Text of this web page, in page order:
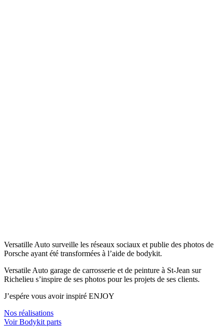
Versatille Auto surveille les réseaux sociaux et publie des photos de
Porsche ayant été transformées à l’aide de bodykit.
Versatile Auto garage de carrosserie et de peinture à St-Jean sur
Richelieu s’inspire de ses photos pour les projets de ses clients.
J’espére vous avoir inspiré ENJOY
Nos réalisations
Voir Bodykit parts